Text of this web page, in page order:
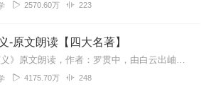
2570.60万 223
-原文朗读【四大名著】
《三国演义》原文朗读，作者：罗贯中，由白云出岫、蓝色百合录制。推荐纸书：《三国演义》是中国古典四大名著之一，是中国第一部长篇章回体历史演义小说，全名为《三国志...
4175.70万 248